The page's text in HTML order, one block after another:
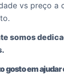
vs preço a
somos
gosto em ajudar